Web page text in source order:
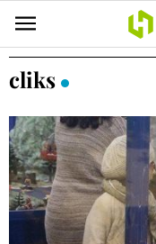
POLÍTICA
ELECCIONES
SUCESOS
ECONOMÍA
cliks